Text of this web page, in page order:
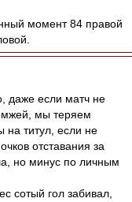
момент 84 правой
даже если матч не
мы теряем
на титул, если не
отставания за
но минус по личным
сотый гол забивал,